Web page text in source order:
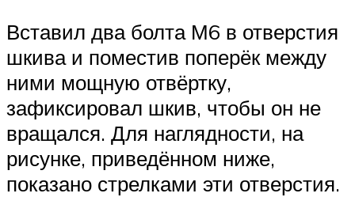
Вставил два болта М6 в отверстия
шкива и поместив поперёк между
ними мощную отвёртку,
зафиксировал шкив, чтобы он не
вращался. Для наглядности, на
рисунке, приведённом ниже,
показано стрелками эти отверстия.